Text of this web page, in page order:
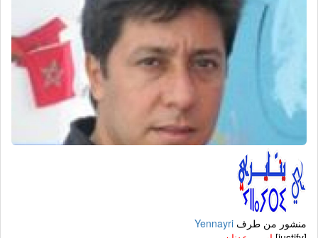
منشور من طرفYennayri